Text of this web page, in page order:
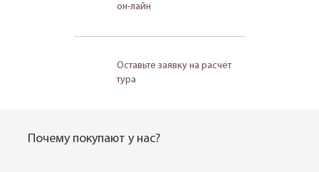
он-лайн
Оставьте заявку на расчёт
тура
Почему покупают у нас?